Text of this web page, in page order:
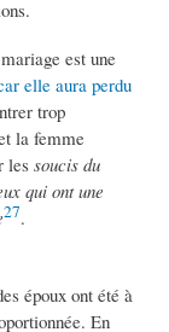
est une
elle aura perdu
trop
la femme
les soucis du
qui ont une
27.
époux ont été à
En